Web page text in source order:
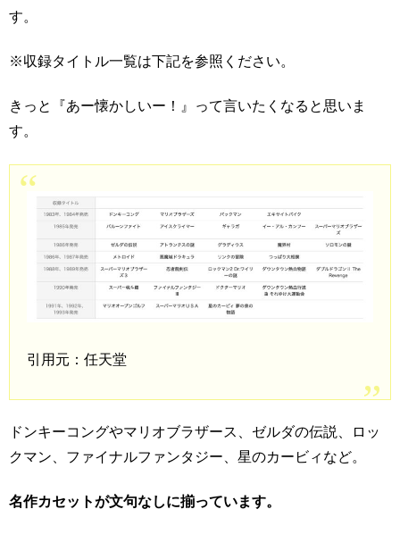
す。
※収録タイトル一覧は下記を参照ください。
きっと『あー懐かしいー！』って言いたくなると思いま
す。
引用元：任天堂
ドンキーコングやマリオブラザース、ゼルダの伝説、ロッ
クマン、ファイナルファンタジー、星のカービィなど。
名作カセットが文句なしに揃っています。